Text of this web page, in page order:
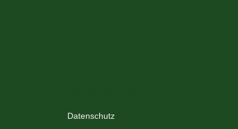
Datenschutz